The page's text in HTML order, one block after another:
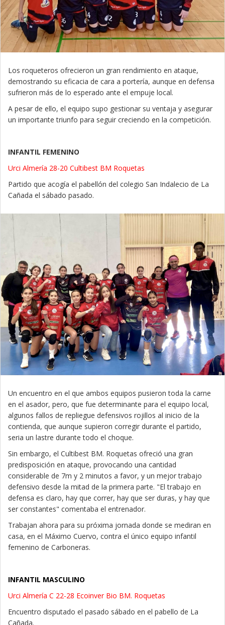
Los roqueteros ofrecieron un gran rendimiento en ataque,
demostrando su eficacia de cara a portería, aunque en defensa
sufrieron más de lo esperado ante el empuje local.
A pesar de ello, el equipo supo gestionar su ventaja y asegurar
un importante triunfo para seguir creciendo en la competición.
INFANTIL FEMENINO
Urci Almería 28-20 Cultibest BM Roquetas
Partido que acogía el pabellón del colegio San Indalecio de La
Cañada el sábado pasado.
Un encuentro en el que ambos equipos pusieron toda la carne
en el asador, pero, que fue determinante para el equipo local,
algunos fallos de repliegue defensivos rojillos al inicio de la
contienda, que aunque supieron corregir durante el partido,
seria un lastre durante todo el choque.
Sin embargo, el Cultibest BM. Roquetas ofreció una gran
predisposición en ataque, provocando una cantidad
considerable de 7m y 2 minutos a favor, y un mejor trabajo
defensivo desde la mitad de la primera parte. "El trabajo en
defensa es claro, hay que correr, hay que ser duras, y hay que
ser constantes" comentaba el entrenador.
Trabajan ahora para su próxima jornada donde se mediran en
casa, en el Máximo Cuervo, contra el único equipo infantil
femenino de Carboneras.
INFANTIL MASCULINO
Urci Almería C 22-28 Ecoinver Bio BM. Roquetas
Encuentro disputado el pasado sábado en el pabello de La
Cañada.